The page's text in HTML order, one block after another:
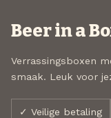
Beer in a
Verrassingsboxen
smaak. Leuk voor
✓ Veilige betaling